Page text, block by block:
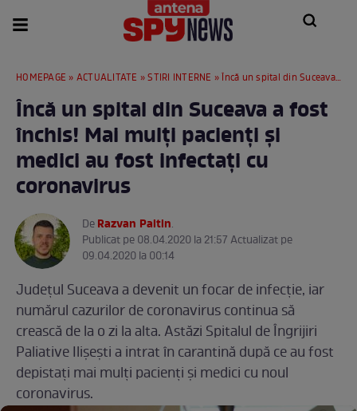
HOMEPAGE » ACTUALITATE »STIRI INTERNE » Încă un spital din Suceava a fost închis! Mai mulți pacienți și medici au fost infectați cu coronavirus
Încă un spital din Suceava a fost
închis! Mai mulți pacienți și
medici au fost infectați cu
coronavirus
DeRazvan Paltin.
Publicat pe 08.04.2020 la 21:57 Actualizat pe
09.04.2020 la 00:14
Județul Suceava a devenit un focar de infecție, iar
numărul cazurilor de coronavirus continua să
crească de la o zi la alta. Astăzi Spitalul de Îngrijiri
Paliative Ilișești a intrat în carantină după ce au fost
depistați mai mulți pacienți și medici cu noul
coronavirus.